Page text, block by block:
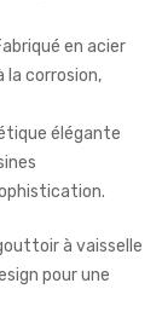
en acier
la corrosion,
élégante
à vaisselle
pour une